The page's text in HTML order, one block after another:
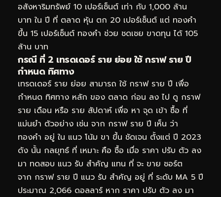
อสังหาริมทรัพย์ 10 เปอร์เซ็นต์ เท่า กับ 1,000 ล้าน
บาท ใน ปี ที่ ตลาด หุ้น ตก 20 เปอร์เซ็นต์ แต่ ทองคำ
ขึ้น 15 เปอร์เซ็นต์ ทองคำ ช่วย ชดเชย ขาดทุน ได้ 105
ล้าน บาท
กรณี ที่ 2 เทรดเดอร์ ราย ย่อย ใช้ กราฟ ราย ปี
กำหนด ทิศทาง
เทรดเดอร์ ราย ย่อย สามารถ ใช้ กราฟ ราย ปี เพื่อ
กำหนด ทิศทาง หลัก ของ ตลาด ก่อน ลง ไป ดู กราฟ
ราย เดือน หรือ ราย สัปดาห์ เพื่อ หา จุด เข้า ซื้อ ที่
แม่นยำ ตัวอย่าง เช่น จาก กราฟ ราย ปี เห็น ว่า
ทองคำ อยู่ ใน แนว โน้ม ขา ขึ้น ชัดเจน ตั้งแต่ ปี 2023
ดัง นั้น กลยุทธ์ ที่ เหมาะ คือ ซื้อ เมื่อ ราคา ปรับ ตัว ลง
มา ทดสอบ แนว รับ สำคัญ แทน ที่ จะ ขาย ชอร์ต
จาก กราฟ ราย ปี แนว รับ สำคัญ อยู่ ที่ ระดับ MA 5 ปี
ประมาณ 2,066 ดอลลาร์ หาก ราคา ปรับ ตัว ลง มา